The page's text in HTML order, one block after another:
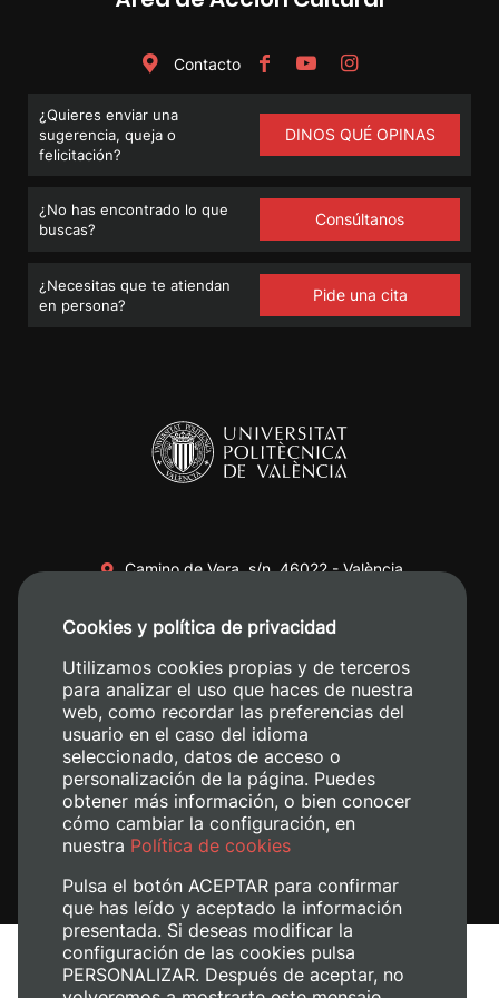
Contacto
¿Quieres enviar una
sugerencia, queja o
felicitación?
DINOS QUÉ OPINAS
¿No has encontrado lo que
buscas?
Consúltanos
¿Necesitas que te atiendan
en persona?
Pide una cita
Camino de Vera, s/n. 46022 - València
+34 620 04 00 50
Aviso legal
Política de cookies
Cookies y política de privacidad
Utilizamos cookies propias y de terceros
para analizar el uso que haces de nuestra
web, como recordar las preferencias del
usuario en el caso del idioma
seleccionado, datos de acceso o
personalización de la página. Puedes
obtener más información, o bien conocer
cómo cambiar la configuración, en
nuestra Política de cookies
Pulsa el botón ACEPTAR para confirmar
que has leído y aceptado la información
presentada. Si deseas modificar la
configuración de las cookies pulsa
PERSONALIZAR. Después de aceptar, no